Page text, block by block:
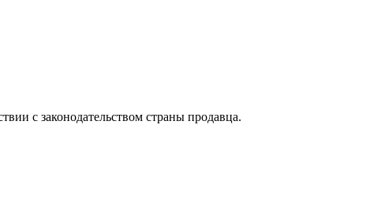
с законодательством страны продавца.